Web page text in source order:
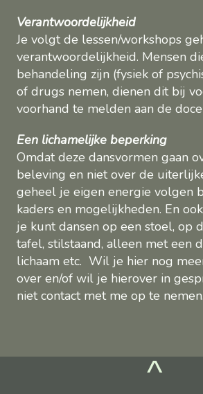
Verantwoordelijkheid
Je volgt de lessen/workshops
verantwoordelijkheid. Mensen
behandeling zijn (fysiek of
of drugs nemen, dienen dit bij
voorhand te melden aan de
Een lichamelijke beperking
Omdat deze dansvormen gaan
beleving en niet over de
geheel je eigen energie volgen
kaders en mogelijkheden. En
je kunt dansen op een stoel, op
tafel, stilstaand, alleen met een
lichaam etc. Wil je hier nog
over en/of wil je hierover in
niet contact met me op te nemen.
^